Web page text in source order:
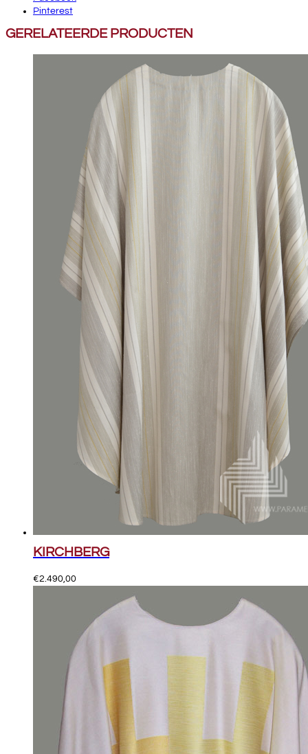
Pinterest
GERELATEERDE PRODUCTEN
KIRCHBERG
€2.490,00